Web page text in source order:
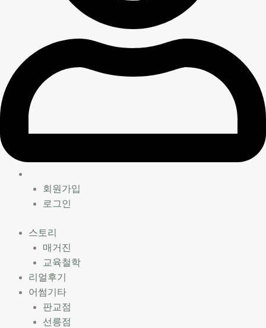
회원가입
로그인
스토리
매거진
교육철학
리얼후기
어썸기타
판교점
선릉점